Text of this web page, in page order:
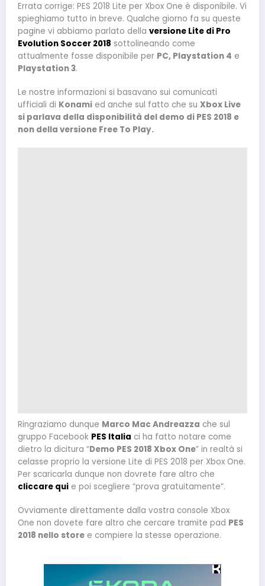
Errata corrige: PES 2018 Lite per Xbox One è disponibile. Vi
spieghiamo tutto in breve. Qualche giorno fa su queste
pagine vi abbiamo parlato della versione Lite di Pro
Evolution Soccer 2018 sottolineando come
attualmente fosse disponibile per PC, Playstation 4 e
Playstation 3.
Le nostre informazioni si basavano sui comunicati
ufficiali di Konami ed anche sul fatto che su Xbox Live
si parlava della disponibilità del demo di PES 2018 e
non della versione Free To Play.
Ringraziamo dunque Marco Mac Andreazza che sul
gruppo Facebook PES Italia ci ha fatto notare come
dietro la dicitura “Demo PES 2018 Xbox One” in realtà si
celasse proprio la versione Lite di PES 2018 per Xbox One.
Per scaricarla dunque non dovrete fare altro che
cliccare qui e poi scegliere “prova gratuitamente”.
Ovviamente direttamente dalla vostra console Xbox
One non dovete fare altro che cercare tramite pad PES
2018 nello store e compiere la stesse operazione.